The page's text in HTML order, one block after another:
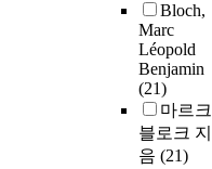
Bloch,
Marc
Léopold
Benjamin
(21)
마르크
블로크 지
음 (21)